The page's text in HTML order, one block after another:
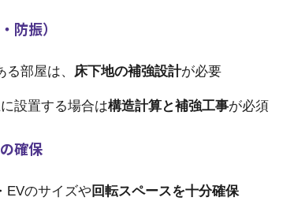
防振）
部屋は、 床下地の補強設計が必要
設置する場合は構造計算と補強工事が必須
確保
EVのサイズや回転スペースを十分確保